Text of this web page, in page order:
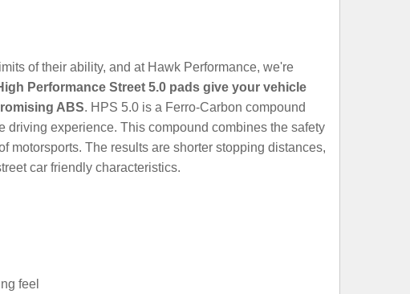
of their ability, and at Hawk Performance, we're
Performance Street 5.0 pads give your vehicle
ABS. HPS 5.0 is a Ferro-Carbon compound
experience. This compound combines the safety
motorsports. The results are shorter stopping distances,
car friendly characteristics.
feel